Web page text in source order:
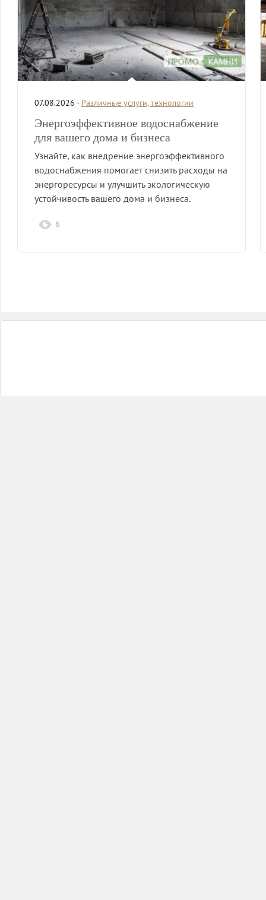
07.08.2026 - Различные услуги, технологии
Энергоэффективное водоснабжение
для вашего дома и бизнеса
Узнайте, как внедрение энергоэффективного
водоснабжения помогает снизить расходы на
энергоресурсы и улучшить экологическую
устойчивость вашего дома и бизнеса.
6